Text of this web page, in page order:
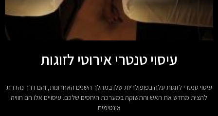
עיסוי טנטרי אירוטי לזוגות
עיסוי טנטרי לזוגות עלה בפופולריות שלו במהלך השנים האחרונות, והם דרך נהדרת
להצית מחדש את האש והתשוקה במערכת היחסים שלכם. עיסויים אלו הם חוויה
אינטימית